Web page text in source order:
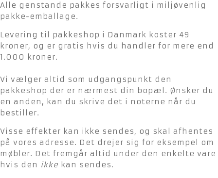
Alle genstande pakkes forsvarligt i miljøvenlig
pakke-emballage.
Levering til pakkeshop i Danmark koster 49
kroner, og er gratis hvis du handler for mere end
1.000 kroner.
Vi vælger altid som udgangspunkt den
pakkeshop der er nærmest din bopæl. Ønsker du
en anden, kan du skrive det i noterne når du
bestiller.
Visse effekter kan ikke sendes, og skal afhentes
på vores adresse. Det drejer sig for eksempel om
møbler. Det fremgår altid under den enkelte vare
hvis den ikke kan sendes.